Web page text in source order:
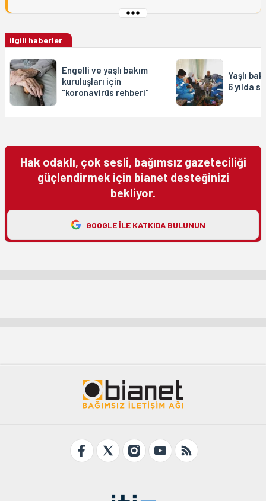
ilgili haberler
Engelli ve yaşlı bakım
kuruluşları için
"koronavirüs rehberi"
Yaşlı
6 yılda
Hak odaklı, çok sesli, bağımsız gazeteciliği
güçlendirmek için bianet desteğinizi
bekliyor.
GOOGLE ILE KATKIDA BULUNUN